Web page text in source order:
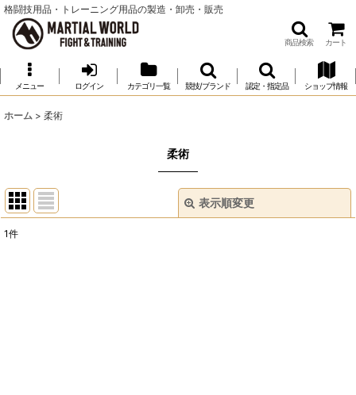
格闘技用品・トレーニング用品の製造・卸売・販売
商品検索 カート
メニュー ログイン カテゴリ一覧 競技/ブランド 認定・指定品 ショップ情報
ホーム > 柔術
柔術
表示順変更
1件